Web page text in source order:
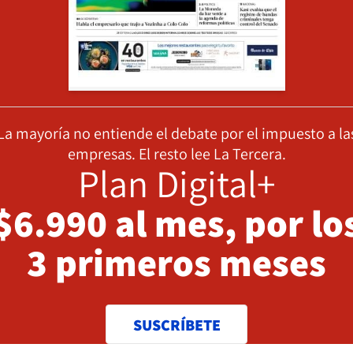
mayoría no entiende el debate por el impuesto a
empresas. El resto lee La Tercera.
Plan Digital+
al mes, por
3 primeros meses
SUSCRÍBETE